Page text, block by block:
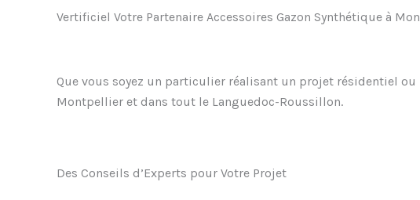
Vertificiel Votre Partenaire Accessoires Gazon Synthétique à
Que vous soyez un particulier réalisant un projet résidentiel
Montpellier et dans tout le Languedoc-Roussillon.
Des Conseils d’Experts pour Votre Projet